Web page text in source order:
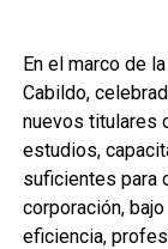
En el marco de
Cabildo,
nuevos titulares
estudios,
suficientes para
corporación,
eficiencia,